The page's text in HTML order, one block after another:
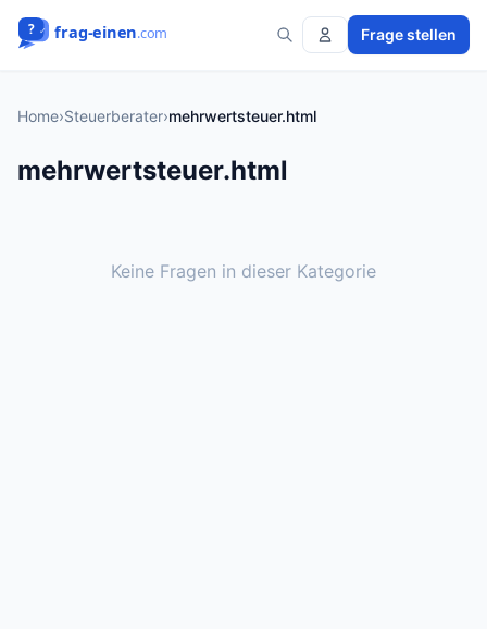
Frage stellen
Home›Steuerberater›mehrwertsteuer.html
mehrwertsteuer.html
Keine Fragen in dieser Kategorie